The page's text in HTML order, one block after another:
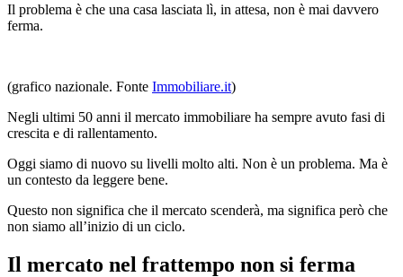
Il problema è che una casa lasciata lì, in attesa, non è mai davvero
ferma.
(grafico nazionale. Fonte Immobiliare.it)
Negli ultimi 50 anni il mercato immobiliare ha sempre avuto fasi di
crescita e di rallentamento.
Oggi siamo di nuovo su livelli molto alti. Non è un problema. Ma è
un contesto da leggere bene.
Questo non significa che il mercato scenderà, ma significa però che
non siamo all’inizio di un ciclo.
Il mercato nel frattempo non si ferma